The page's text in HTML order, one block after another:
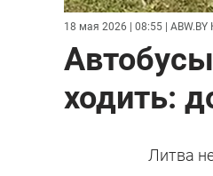
18 мая 2026 | 08:55 |
ходить:
Литва